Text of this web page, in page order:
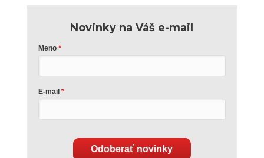
Novinky na Váš e-mail
Meno
E-mail
Odoberať novinky